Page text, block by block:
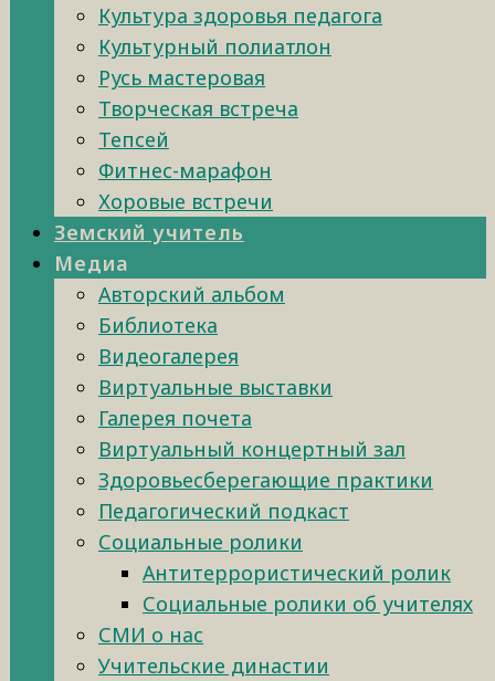
Культура здоровья педагога
Культурный полиатлон
Русь мастеровая
Творческая встреча
Тепсей
Фитнес-марафон
Хоровые встречи
Земский учитель
Медиа
Авторский альбом
Библиотека
Видеогалерея
Виртуальные выставки
Галерея почета
Виртуальный концертный зал
Здоровьесберегающие практики
Педагогический подкаст
Социальные ролики
Антитеррористический ролик
Социальные ролики об учителях
СМИ о нас
Учительские династии